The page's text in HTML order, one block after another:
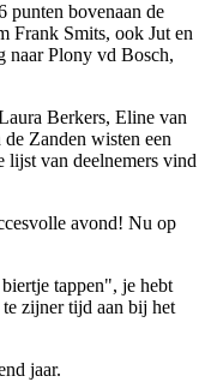
punten bovenaan de
Frank Smits, ook Jut en
naar Plony vd Bosch,
Berkers, Eline van
Zanden wisten een
lijst van deelnemers vind
avond! Nu op
tappen", je hebt
zijner tijd aan bij het
jaar.